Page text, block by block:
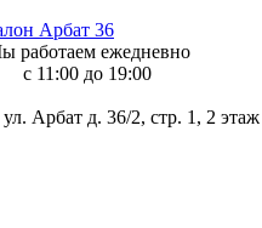
работаем ежедневно
c 11:00 до 19:00
Арбат д. 36/2, стр. 1, 2 этаж